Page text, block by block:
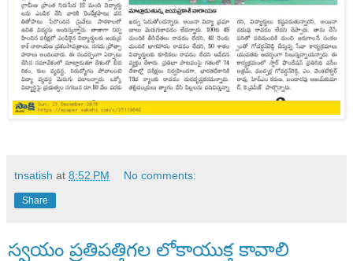
tnsatish at 8:52 PM No comments:
Share
స్వయం ప్రతిపత్తిగల లోకాయుక్త కావాలి